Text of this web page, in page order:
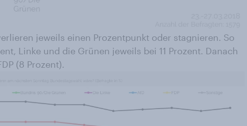
jeweils einen Prozentpunkt oder stagnieren. So
Linke und die Grünen jeweils bei 11 Prozent. Danach
(8 Prozent).